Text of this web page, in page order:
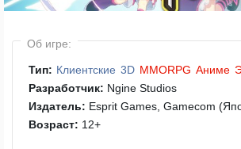
Об игре:
Тип: Клиентские 3D MMORPG Аниме
Разработчик: Ngine Studios
Издатель: Esprit Games, Gamecom
Возраст: 12+